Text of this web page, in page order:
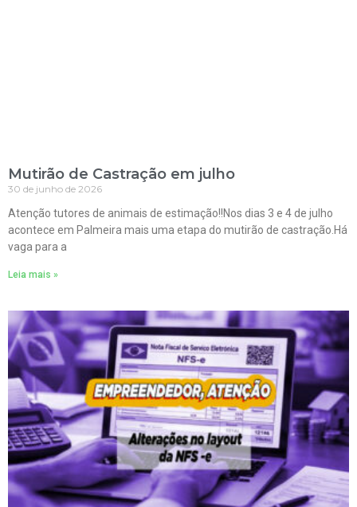
Mutirão de Castração em julho
30 de junho de 2026
Atenção tutores de animais de estimação!!Nos dias 3 e 4 de julho
acontece em Palmeira mais uma etapa do mutirão de castração.Há
vaga para a
Leia mais »